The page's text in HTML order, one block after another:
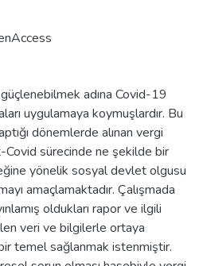
adına Covid-19
uygulamaya koymuşlardır. Bu
dönemlerde alınan vergi
sürecinde ne şekilde bir
yönelik sosyal devlet olgusu
amaçlamaktadır. Çalışmada
oldukları rapor ve ilgili
veri ve bilgilerle ortaya
temel sağlanmak istenmiştir.